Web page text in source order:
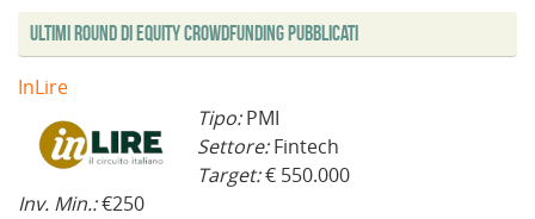
Ultimi Round di Equity Crowdfunding Pubblicati
InLire
Tipo:PMI
Settore:Fintech
Target:€ 550.000
Inv. Min.:€250